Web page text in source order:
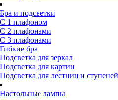
Бра и подсветки
С 1 плафоном
С 2 плафонами
С 3 плафонами
Гибкие бра
Подсветка для зеркал
Подсветка для картин
Подсветка для лестниц и ступеней
Настольные лампы